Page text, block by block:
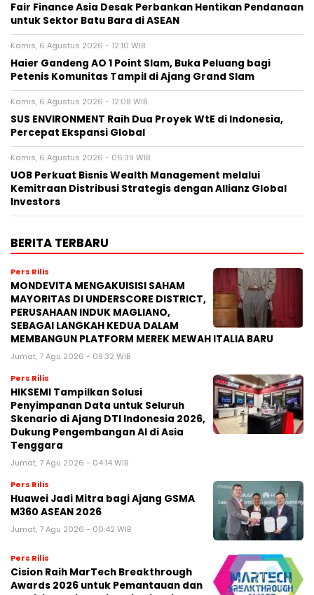
Fair Finance Asia Desak Perbankan Hentikan Pendanaan
untuk Sektor Batu Bara di ASEAN
Kamis, 6 Agustus 2026 - 12:10 WIB
Haier Gandeng AO 1 Point Slam, Buka Peluang bagi
Petenis Komunitas Tampil di Ajang Grand Slam
Kamis, 6 Agustus 2026 - 12:08 WIB
SUS ENVIRONMENT Raih Dua Proyek WtE di Indonesia,
Percepat Ekspansi Global
Kamis, 6 Agustus 2026 - 06:39 WIB
UOB Perkuat Bisnis Wealth Management melalui
Kemitraan Distribusi Strategis dengan Allianz Global
Investors
BERITA TERBARU
Pers Rilis
MONDEVITA MENGAKUISISI SAHAM
MAYORITAS DI UNDERSCORE DISTRICT,
PERUSAHAAN INDUK MAGLIANO,
SEBAGAI LANGKAH KEDUA DALAM
MEMBANGUN PLATFORM MEREK MEWAH ITALIA BARU
Jumat, 7 Agu 2026 - 09:32 WIB
Pers Rilis
HIKSEMI Tampilkan Solusi
Penyimpanan Data untuk Seluruh
Skenario di Ajang DTI Indonesia 2026,
Dukung Pengembangan AI di Asia
Tenggara
Jumat, 7 Agu 2026 - 04:14 WIB
Pers Rilis
Huawei Jadi Mitra bagi Ajang GSMA
M360 ASEAN 2026
Jumat, 7 Agu 2026 - 00:42 WIB
Pers Rilis
Cision Raih MarTech Breakthrough
Awards 2026 untuk Pemantauan dan